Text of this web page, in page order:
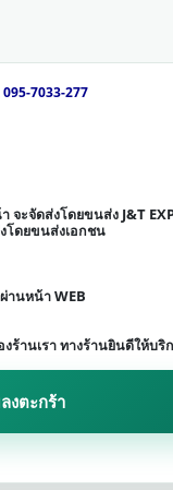
7033-277
ะจัดส่งโดยขนส่ง J&T
โดยขนส่งเอกชน
านหน้า WEB
านเรา ทางร้านยินดีให้บริ
งตะกร้า